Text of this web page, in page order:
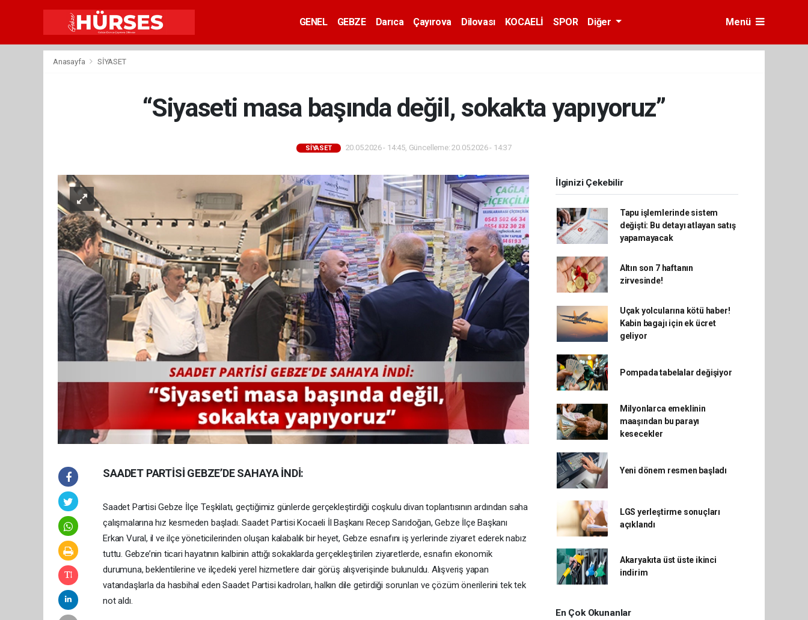
GENEL GEBZE Darıca Çayırova Dilovası KOCAELİ SPOR Diğer Menü
Anasayfa SİYASET
“Siyaseti masa başında değil, sokakta yapıyoruz”
SİYASET 20.05.2026 - 14:45, Güncelleme: 20.05.2026 - 14:37
SAADET PARTİSİ GEBZE’DE SAHAYA İNDİ:
Saadet Partisi Gebze İlçe Teşkilatı, geçtiğimiz günlerde gerçekleştirdiği coşkulu divan toplantısının ardından saha
çalışmalarına hız kesmeden başladı. Saadet Partisi Kocaeli İl Başkanı Recep Sarıdoğan, Gebze İlçe Başkanı
Erkan Vural, il ve ilçe yöneticilerinden oluşan kalabalık bir heyet, Gebze esnafını iş yerlerinde ziyaret ederek nabız
tuttu. Gebze’nin ticari hayatının kalbinin attığı sokaklarda gerçekleştirilen ziyaretlerde, esnafın ekonomik
durumuna, beklentilerine ve ilçedeki yerel hizmetlere dair görüş alışverişinde bulunuldu. Alışveriş yapan
vatandaşlarla da hasbihal eden Saadet Partisi kadroları, halkın dile getirdiği sorunları ve çözüm önerilerini tek tek
not aldı.
İlginizi Çekebilir
Tapu işlemlerinde sistem
değişti: Bu detayı atlayan satış
yapamayacak
Altın son 7 haftanın
zirvesinde!
Uçak yolcularına kötü haber!
Kabin bagajı için ek ücret
geliyor
Pompada tabelalar değişiyor
Milyonlarca emeklinin
maaşından bu parayı
kesecekler
Yeni dönem resmen başladı
LGS yerleştirme sonuçları
açıklandı
Akaryakıta üst üste ikinci
indirim
En Çok Okunanlar